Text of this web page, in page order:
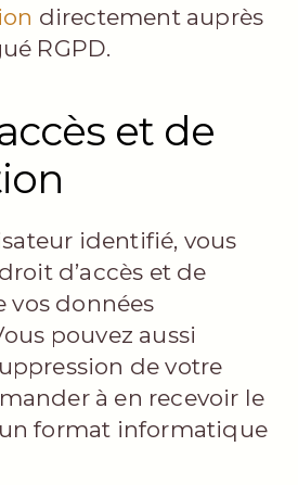
directement auprès
RGPD.
et de
identifié, vous
d’accès et de
vos données
pouvez aussi
de votre
à en recevoir le
format informatique